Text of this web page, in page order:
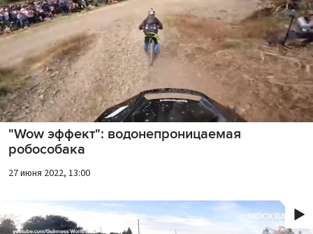
"Wow эффект": водонепроницаемая
робособака
27 июня 2022, 13:00